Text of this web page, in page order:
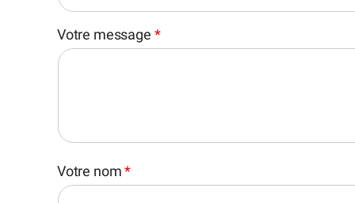
Votre message *
Votre nom*